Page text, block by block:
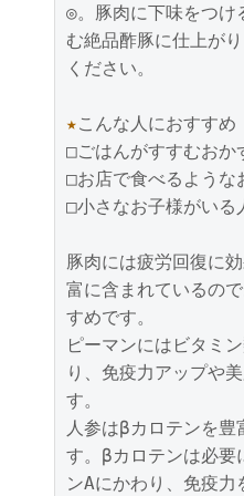
◎。豚肉に下味をつけ
む絶品酢豚に仕上が
ください。
★こんな人におすすめ
□ごはんがすすむおか
□お店で食べるような
□小さなお子様がいる
豚肉には疲労回復に
富に含まれているの
すめです。
ピーマンにはビタミ
り、免疫力アップや
す。
人参はβカロテンを
す。βカロテンは必要
ンAにかわり、免疫